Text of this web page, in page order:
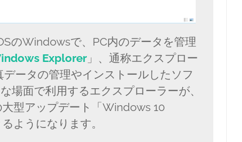
のWindowsで、PC内のデータを管理
Explorer 」、通称エクスプロー
ータの管理やインストールしたソフ
場面で利用するエクスプローラーが、
型アップデート「Windows 10
ようになります。